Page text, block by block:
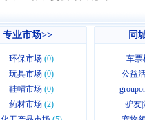
专业市场>>
环保市场 (0)
玩具市场 (0)
鞋帽市场 (0)
药材市场 (2)
同
车票
公益
驴友|